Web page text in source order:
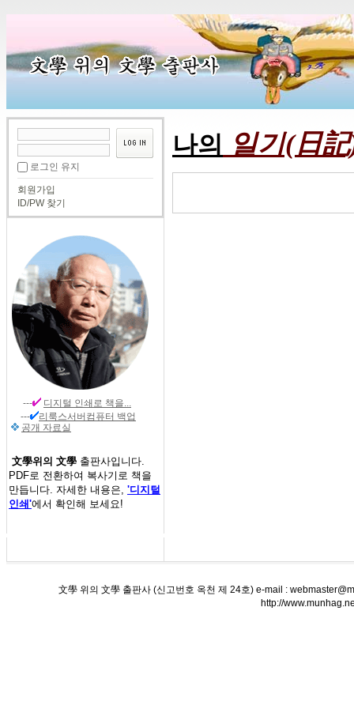
로그인 유지
회원가입
ID/PW 찾기
--- 디지털 인쇄 로 책을...
---
리룩스서버컴퓨터 백업
공개 자료실
文學위의 文學 출판사입니다.
PDF로 전환하여 복사기로 책을
만듭니다. 자세한 내용은, '디지털
인쇄'에서 확인해 보세요!
나의 일기(日
文學 위의 文學 출판사 (신고번호 옥천 제 24호) e-mail :
http://